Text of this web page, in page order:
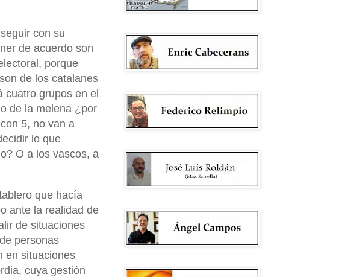
con su
de acuerdo son
porque
de los catalanes
cuatro grupos en el
de la melena ¿por
5, no van a
lo que
O a los vascos, a
que hacía
ante la realidad de
de situaciones
personas
en situaciones
cuya gestión